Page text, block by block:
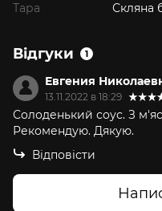
Тара
Скляна
Відгуки 1
Евгения
13.11.2022 в 18:29
Солоденький соус. З
Рекомендую. Дякую.
Відповісти